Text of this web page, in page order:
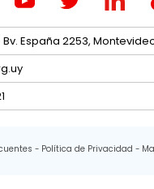
España 2253,
Política de Privacidad